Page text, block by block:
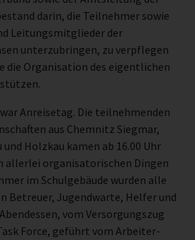
darin, die Teilnehmer sowie
Leitungsmitglieder der
unterzubringen, zu verpflegen
die Organisation des eigentlichen
Anreisetag. Die teilnehmenden
aus Chemnitz Siegmar,
Holzkau kamen ab 16.00 Uhr
allerlei organisatorischen Dingen
im Schulgebäude wurden alle
Betreuer, Jugendwarte, Helfer und
vom Versorgungszug
Force, geführt vom Arbeiter-